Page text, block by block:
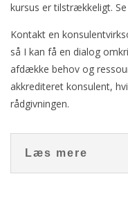
kursus er tilstrækkeligt. Se
Kontakt en
så I kan få en dialog
afdække behov og
akkrediteret konsulent,
rådgivningen.
Læs mere